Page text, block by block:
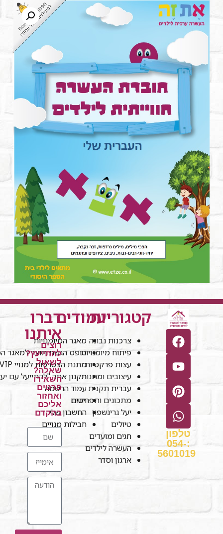
טלפון
:054-
5601019
קטגוריות
צרכנות נבונה
פיתוח מיומנויות
עצות פרקטיות
עיצובים ומתנות
עברית תקנית
מתכונים ותפריטים
יעל גרינשפון
טיולים
חגים ומועדים
העשרה לילדים
ארגון וסדר
עמודים
מאגר המיומנויות
טופס הגשת תוצר למאגר
מתנת הצטרפות למנויי VIP
תקנון אתר "להתייעל עם
עמוד הרשמה
חנות
החשבון שלי
חבילות מנויים
דברו
איתנו
רוצים
להתייעץ?
לשאול
שאלה?
השאירו
פרטים
ואחזור
אליכם
בהקדם